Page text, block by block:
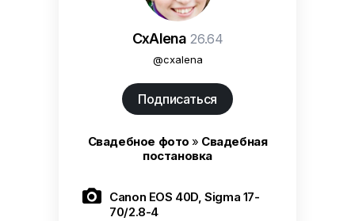
CxAlena 26.64
@cxalena
Подписаться
Свадебное фото » Свадебная
постановка
 Canon EOS 40D, Sigma 17-
70/2.8-4